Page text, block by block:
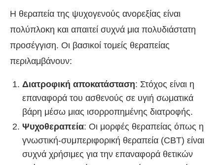
Η θεραπεία της ψυχογενούς ανορεξίας είναι
πολύπλοκη και απαιτεί συχνά μια πολυδιάστατη
προσέγγιση. Οι βασικοί τομείς θεραπείας
περιλαμβάνουν:
Διατροφική αποκατάσταση: Στόχος είναι η
επαναφορά του ασθενούς σε υγιή σωματικά
βάρη μέσω μιας ισορροπημένης διατροφής.
Ψυχοθεραπεία: Οι μορφές θεραπείας όπως η
γνωστική-συμπεριφορική θεραπεία (CBT) είναι
συχνά χρήσιμες για την επαναφορά θετικών